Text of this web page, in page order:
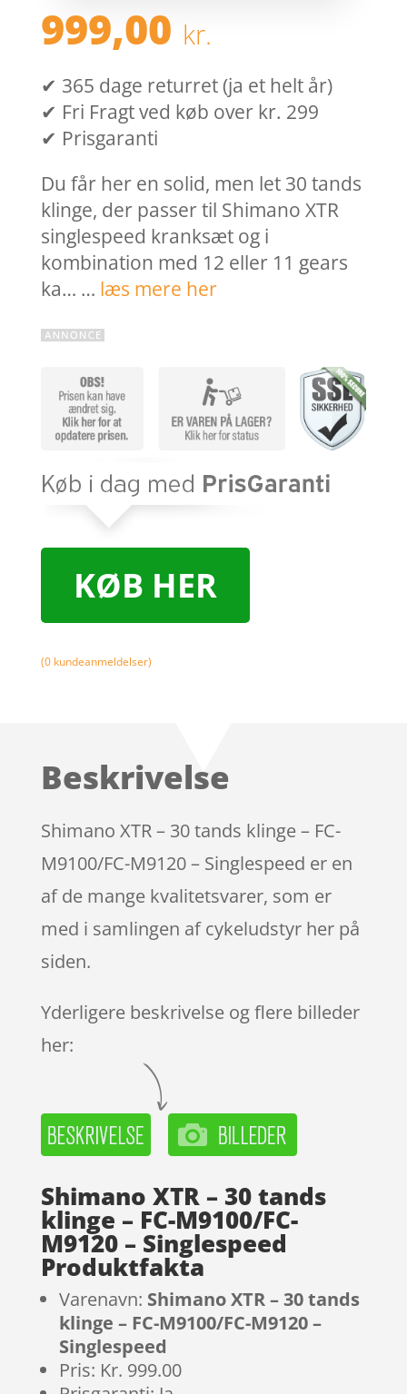
999,00 kr.
✔ 365 dage returret (ja et helt år)
✔ Fri Fragt ved køb over kr. 299
✔ Prisgaranti
Du får her en solid, men let 30 tands
klinge, der passer til Shimano XTR
singlespeed kranksæt og i
kombination med 12 eller 11 gears
ka… … læs mere her
KØB HER
(0kundeanmeldelser)
Beskrivelse
Shimano XTR – 30 tands klinge – FC-
M9100/FC-M9120 – Singlespeed er en
af de mange kvalitetsvarer, som er
med i samlingen af cykeludstyr her på
siden.
Yderligere beskrivelse og flere billeder
her:
Shimano XTR – 30 tands
klinge – FC-M9100/FC-
M9120 – Singlespeed
Produktfakta
Varenavn: Shimano XTR – 30 tands
klinge – FC-M9100/FC-M9120 –
Singlespeed
Pris: Kr. 999.00